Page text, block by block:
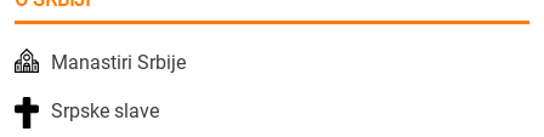
Manastiri Srbije
Srpske slave